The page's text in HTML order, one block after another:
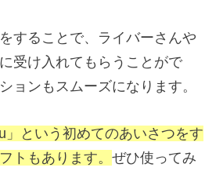
することで、ライバーさんや
受け入れてもらうことがで
ョンもスムーズになります。
」という初めてのあいさつをす
トもあります。 ぜひ使ってみ